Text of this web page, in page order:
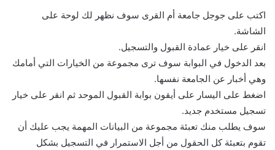
اكتب على جوجل جامعة أم القرى سوف نظهر لك لوحة على
الشاشة.
انقر على خيار عمادة القبول والتسجيل.
بعد الدخول في البوابة سوف ترى مجموعة من الخيارات التي أمامك
وهي أخبار عن الجامعة نفسها.
اضغط على اليسار على أيقون بوابة القبول الموحد ثم انقر على خيار
تسجيل مستخدم جديد.
سوف يطلب منك تعبئة مجموعة من البيانات المهمة يجب عليك أن
تقوم بتعبئة كل الحقول من أجل الاستمرار في التسجيل بشكل